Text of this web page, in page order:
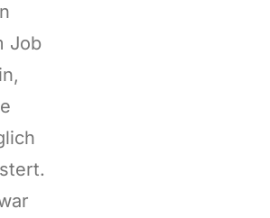
Job